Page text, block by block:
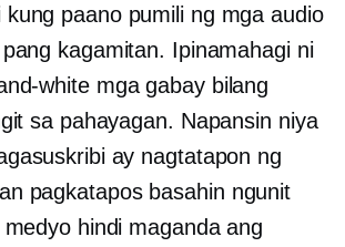
kung paano pumili ng mga audio
kagamitan. Ipinamahagi ni
whitemga gabay bilang
sa pahayagan. Napansin niya
ay nagtatapon ng
pagkatapos basahin ngunit
hindi maganda ang